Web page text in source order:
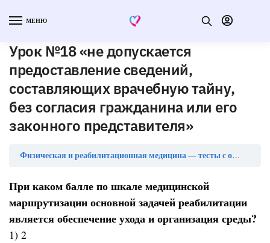
МЕНЮ
Урок №18 «не допускается
предоставление сведений,
составляющих врачебную тайну,
без согласия гражданина или его
законного представителя»
Физическая и реабилитационная медицина — тесты с ответами
При каком балле по шкале медицинской
маршрутизации основной задачей реабилитации
является обеспечение ухода и организация среды?
1) 2